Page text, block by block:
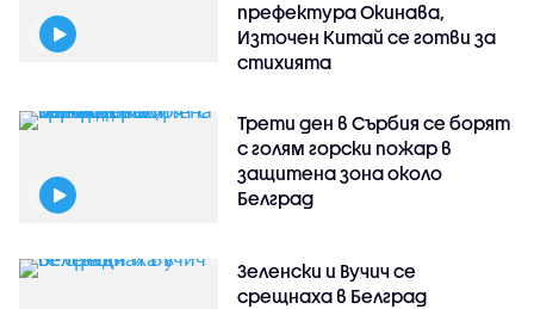
префектура Окинава,
Източен Китай се готви за
стихията
Трети ден в Сърбия се борят
с голям горски пожар в
защитена зона около
Белград
Зеленски и Вучич се
срещнаха в Белград